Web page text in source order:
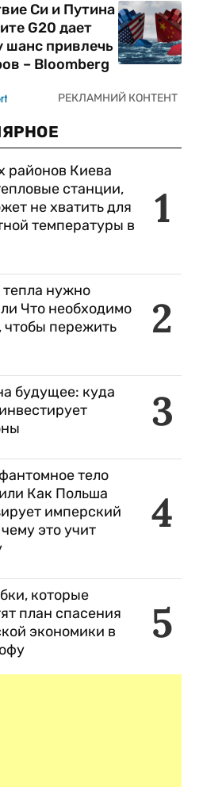
Си и Путина
G20 дает
шанс привлечь
– Bloomberg
1
районов Киева
станции,
не хватить для
температуры в
2
тепла нужно
Что необходимо
чтобы пережить
3
будущее: куда
4
тело
Как Польша
имперский
это учит
5
которые
план спасения
экономики в